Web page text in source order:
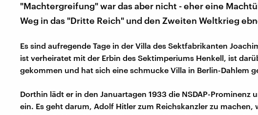
"Machtergreifung" war das aber nicht - eher eine
Weg in das "Dritte Reich" und den Zweiten Weltkrieg
Es sind aufregende Tage in der Villa des Sektfabrikanten
ist verheiratet mit der Erbin des Sektimperiums Henkell, ist
gekommen und hat sich eine schmucke Villa in Berlin-Dahlem
Dorthin lädt er in den Januartagen 1933 die NSDAP-Prominenz
ein. Es geht darum, Adolf Hitler zum Reichskanzler zu machen,